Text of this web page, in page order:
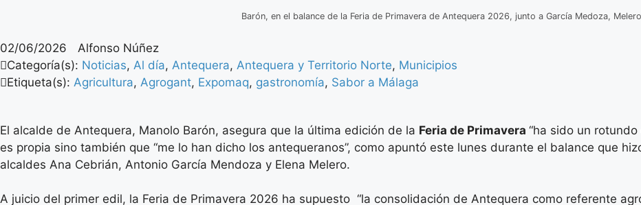
Barón, en el balance de la Feria de Primavera de Antequera 2026, junto a García Medoza,
02/06/2026
Alfonso Núñez
Categoría(s): Noticias, Al día, Antequera, Antequera y Territorio Norte, Municipios
Etiqueta(s): Agricultura, Agrogant, Expomaq, gastronomía, Sabor a Málaga
El alcalde de Antequera, Manolo Barón, asegura que la última edición de la Feria de Primavera “ha sido un
es propia sino también que “me lo han dicho los antequeranos”, como apuntó este lunes durante el balance que
alcaldes Ana Cebrián, Antonio García Mendoza y Elena Melero.
A juicio del primer edil, la Feria de Primavera 2026 ha supuesto “la consolidación de Antequera como referente